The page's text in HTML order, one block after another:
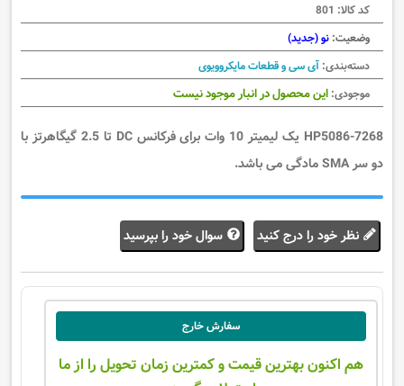
کد کالا: 801
وضعیت: نو (جدید)
دسته‌بندی: آی سی و قطعات مایکروویوی
موجودی: این محصول در انبار موجود نیست
HP5086-7268
یک لیمیتر 10 وات برای فرکانس DC تا 2.5 گیگاهرتز با
دو سر SMA مادگی می باشد.
نظر خود را درج کنید سوال خود را بپرسید
سفارش خارج
هم اکنون بهترین قیمت و کمترین زمان تحویل را از ما